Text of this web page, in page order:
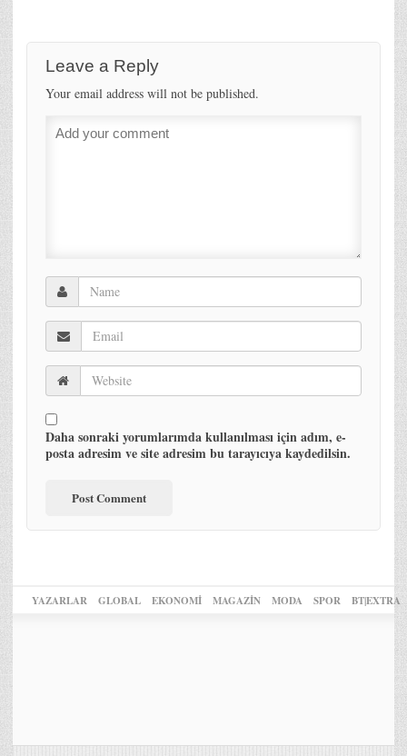
Leave a Reply
Your email address will not be published.
Daha sonraki yorumlarımda kullanılması için adım, e-
posta adresim ve site adresim bu tarayıcıya kaydedilsin.
YAZARLAR GLOBAL EKONOMİ MAGAZİN MODA SPOR BT|EXTRA